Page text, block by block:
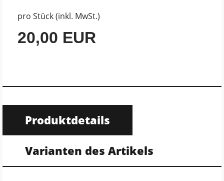
pro Stück (inkl. MwSt.)
20,00 EUR
Produktdetails
Varianten des Artikels